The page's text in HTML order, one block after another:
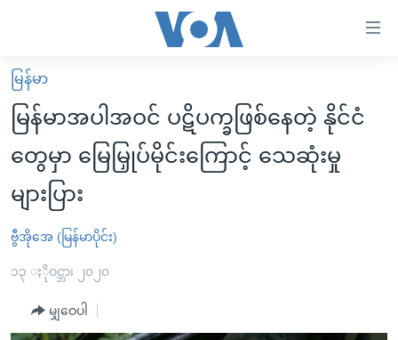
လွယ်ကူ
စေ
Link
များ
ပင်မ
ကျော်
ကြည့်
မူလစာမျက်နှာ
မြန်မာ
ကမ္ဘာ့သတင်းများ
နိုင်ငံတကာ
အစ္စရေး-ပါလက်စတိုင်း
ဗွီဒီယို
အင်္ဂလိပ်စာလေ့လာမယ်
အမေရိကန်သုံးအီဒီယံ
အပတ်စဉ်ကဏ္ဍများ
မြန်မာ
မြန်မာအပါအဝင် ပဋိပက္ခဖြစ်နေတဲ့ နိုင်ငံ
တွေမှာ မြေမြှုပ်မိုင်းကြောင့် သေဆုံးမှု
များပြား
ဗွီအိုအေ (မြန်မာပိုင်း)
၁၃ ႏိုဝင္ဘာ၊ ၂၀၂၀
မျှဝေပါ